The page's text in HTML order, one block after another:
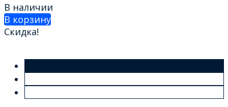
В наличии
В корзину
Скидка!